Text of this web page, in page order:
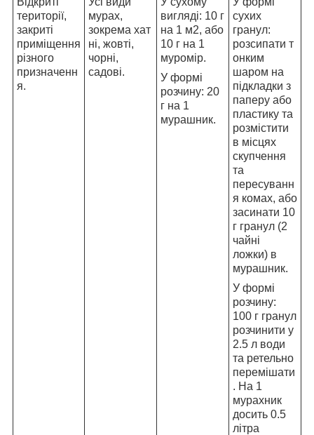
території,
закриті
приміщення
різного
призначенн
я.
мурах,
зокрема хат
ні, жовті,
чорні,
садові.
вигляді: 10 г
на 1 м2, або
10 г на 1
муромір.
У формі
розчину: 20
г на 1
мурашник.
сухих
гранул:
розсипати т
онким
шаром на
підкладки з
паперу або
пластику та
розмістити
в місцях
скупчення
та
пересуванн
я комах, або
засинати 10
г гранул (2
чайні
ложки) в
мурашник.
У формі
розчину:
100 г гранул
розчинити у
2.5 л води
та ретельно
перемішати
. На 1
мурахник
досить 0.5
літра